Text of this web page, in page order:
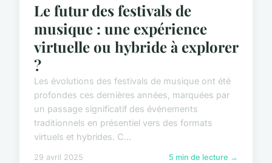
Le futur des festivals de
musique : une expérience
virtuelle ou hybride à explorer
?
Les évolutions des festivals de musique ont été
profondes ces dernières années, marquées par
un passage significatif des événements
traditionnels en présentiel vers des formats
virtuels et hybrides. C...
29 avril 2025 5 min de lecture →